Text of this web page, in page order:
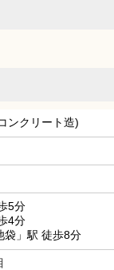
ンクリート造)
5分
4分
袋」駅 徒歩8分